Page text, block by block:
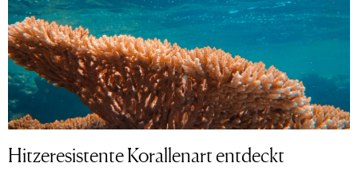
Hitzeresistente Korallenart entdeckt